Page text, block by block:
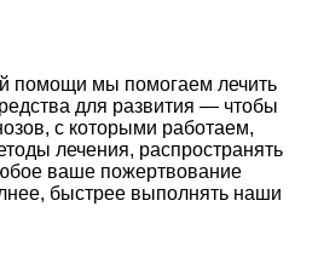
помощи мы помогаем лечить
для развития — чтобы
с которыми работаем,
лечения, распространять
ваше пожертвование
быстрее выполнять наши